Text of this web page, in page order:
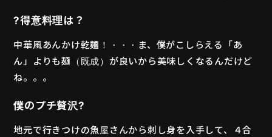
?得意料理は？
中華風あんかけ乾麺！・・・ま、僕がこしらえる「あ
ん」よりも麺（既成）が良いから美味しくなるんだけど
ね。。。
僕のプチ贅沢?
地元で行きつけの魚屋さんから刺し身を入手して、４合